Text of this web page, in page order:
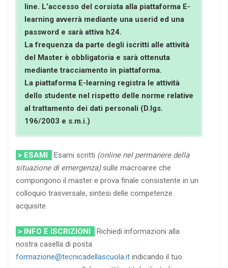
line. L’accesso del corsista alla piattaforma E-
learning avverrà mediante una userid ed una
password e sarà attiva h24.
La frequenza da parte degli iscritti alle attività
del Master è obbligatoria e sarà ottenuta
mediante tracciamento in piattaforma.
La piattaforma E-learning registra le attività
dello studente nel rispetto delle norme relative
al trattamento dei dati personali (D.lgs.
196/2003 e s.m.i.)
> ESAMI Esami scritti (online nel permanere della
situazione di emergenza)sulle macroaree che
compongono il master e prova finale consistente in un
colloquio trasversale, sintesi delle competenze
acquisite.
> INFO E ISCRIZIONI
Richiedi informazioni alla
nostra casella di posta
formazione@tecnicadellascuola.it indicando il tuo